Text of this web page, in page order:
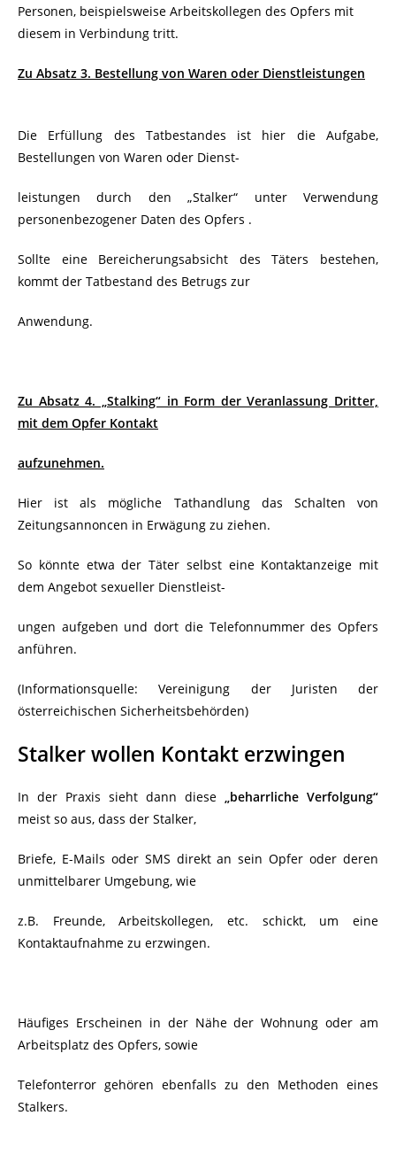
Personen, beispielsweise Arbeitskollegen des Opfers mit
diesem in Verbindung tritt.
Zu Absatz 3. Bestellung von Waren oder Dienstleistungen
Die Erfüllung des Tatbestandes ist hier die Aufgabe,
Bestellungen von Waren oder Dienst-
leistungen durch den „Stalker“ unter Verwendung
personenbezogener Daten des Opfers .
Sollte eine Bereicherungsabsicht des Täters bestehen,
kommt der Tatbestand des Betrugs zur
Anwendung.
Zu Absatz 4. „Stalking“ in Form der Veranlassung Dritter,
mit dem Opfer Kontakt
aufzunehmen.
Hier ist als mögliche Tathandlung das Schalten von
Zeitungsannoncen in Erwägung zu ziehen.
So könnte etwa der Täter selbst eine Kontaktanzeige mit
dem Angebot sexueller Dienstleist-
ungen aufgeben und dort die Telefonnummer des Opfers
anführen.
(Informationsquelle: Vereinigung der Juristen der
österreichischen Sicherheitsbehörden)
Stalker wollen Kontakt erzwingen
In der Praxis sieht dann diese „beharrliche Verfolgung“
meist so aus, dass der Stalker,
Briefe, E-Mails oder SMS direkt an sein Opfer oder deren
unmittelbarer Umgebung, wie
z.B. Freunde, Arbeitskollegen, etc. schickt, um eine
Kontaktaufnahme zu erzwingen.
Häufiges Erscheinen in der Nähe der Wohnung oder am
Arbeitsplatz des Opfers, sowie
Telefonterror gehören ebenfalls zu den Methoden eines
Stalkers.